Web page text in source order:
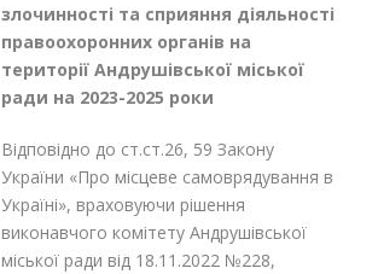
злочинності та сприяння діяльності
правоохоронних органів на
території Андрушівської міської
ради на 2023-2025 роки
Відповідно до ст.ст.26, 59 Закону
України «Про місцеве самоврядування в
Україні», враховуючи рішення
виконавчого комітету Андрушівської
міської ради від 18.11.2022 №228,